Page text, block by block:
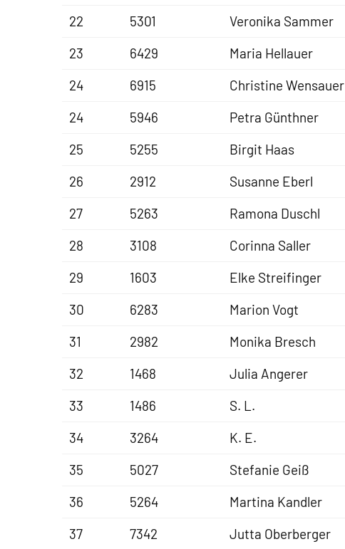
22
5301 Veronika Sammer
23
6429 Maria Hellauer
24
6915 Christine Wensauer
24
5946 Petra Günthner
25
5255 Birgit Haas
26
2912 Susanne Eberl
27
5263 Ramona Duschl
28
3108 Corinna Saller
29
1603 Elke Streifinger
30
6283 Marion Vogt
31
2982 Monika Bresch
32
1468 Julia Angerer
33
1486 S. L.
34
3264 K. E.
35
5027 Stefanie Geiß
36
5264 Martina Kandler
37
7342 Jutta Oberberger